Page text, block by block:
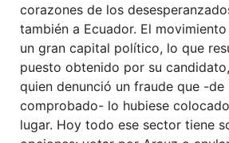
corazones de los
también a Ecuador. El
un gran capital político, lo que
puesto obtenido por su
quien denunció un fraude que -de
comprobado- lo hubiese
lugar. Hoy todo ese sector tiene